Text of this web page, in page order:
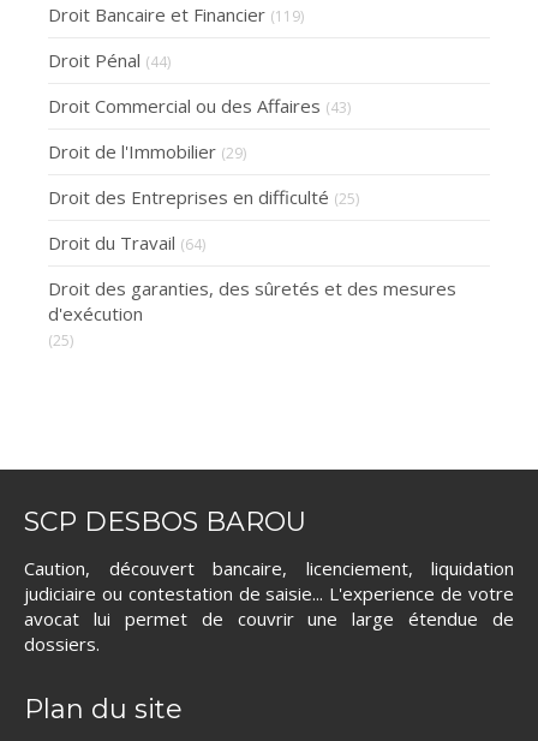
Droit Bancaire et Financier (119)
Droit Pénal (44)
Droit Commercial ou des Affaires (43)
Droit de l'Immobilier (29)
Droit des Entreprises en difficulté (25)
Droit du Travail (64)
Droit des garanties, des sûretés et des mesures
d'exécution
(25)
SCP DESBOS BAROU
Caution, découvert bancaire, licenciement, liquidation
judiciaire ou contestation de saisie... L'experience de votre
avocat lui permet de couvrir une large étendue de
dossiers.
Plan du site